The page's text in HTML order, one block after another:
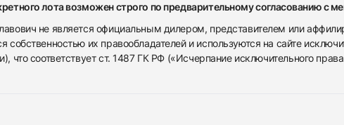
лота возможен строго по предварительному согласованию с
не является официальным дилером, представителем или
собственностью их правообладателей и используются на сайте
что соответствует ст. 1487 ГК РФ («Исчерпание исключительного